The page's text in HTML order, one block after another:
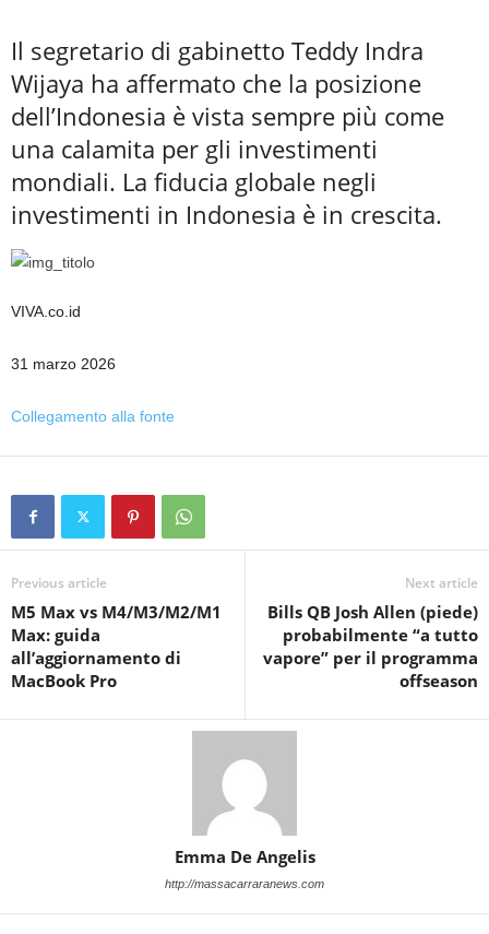
Il segretario di gabinetto Teddy Indra
Wijaya ha affermato che la posizione
dell’Indonesia è vista sempre più come
una calamita per gli investimenti
mondiali. La fiducia globale negli
investimenti in Indonesia è in crescita.
VIVA.co.id
31 marzo 2026
Collegamento alla fonte
Previous article
M5 Max vs M4/M3/M2/M1
Max: guida
all’aggiornamento di
MacBook Pro
Next article
Bills QB Josh Allen (piede)
probabilmente “a tutto
vapore” per il programma
offseason
Emma De Angelis
http://massacarraranews.com